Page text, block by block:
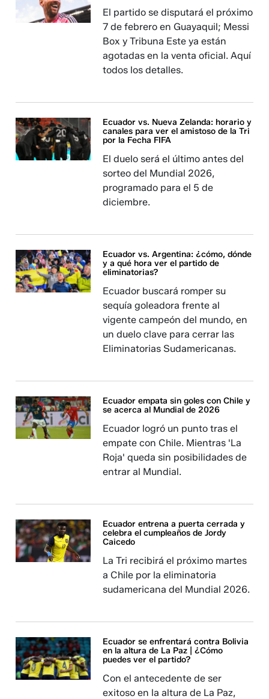
El partido se disputará el próximo
7 de febrero en Guayaquil; Messi
Box y Tribuna Este ya están
agotadas en la venta oficial. Aquí
todos los detalles.
Ecuador vs. Nueva Zelanda: horario y
canales para ver el amistoso de la Tri
por la Fecha FIFA
El duelo será el último antes del
sorteo del Mundial 2026,
programado para el 5 de
diciembre.
Ecuador vs. Argentina: ¿cómo, dónde
y a qué hora ver el partido de
eliminatorias?
Ecuador buscará romper su
sequía goleadora frente al
vigente campeón del mundo, en
un duelo clave para cerrar las
Eliminatorias Sudamericanas.
Ecuador empata sin goles con Chile y
se acerca al Mundial de 2026
Ecuador logró un punto tras el
empate con Chile. Mientras 'La
Roja' queda sin posibilidades de
entrar al Mundial.
Ecuador entrena a puerta cerrada y
celebra el cumpleaños de Jordy
Caicedo
La Tri recibirá el próximo martes
a Chile por la eliminatoria
sudamericana del Mundial 2026.
Ecuador se enfrentará contra Bolivia
en la altura de La Paz | ¿Cómo
puedes ver el partido?
Con el antecedente de ser
exitoso en la altura de La Paz,